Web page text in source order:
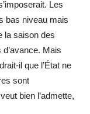
Les
bas niveau mais
la saison des
Mais
il que l’État ne
sont
bien l’admette,